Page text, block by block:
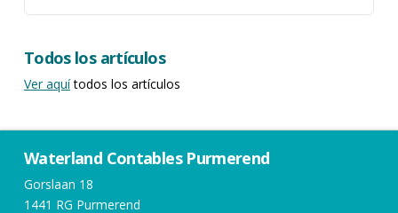
Todos los artículos
Ver aquítodos los artículos
Waterland Contables Purmerend
Gorslaan 18
1441 RG Purmerend